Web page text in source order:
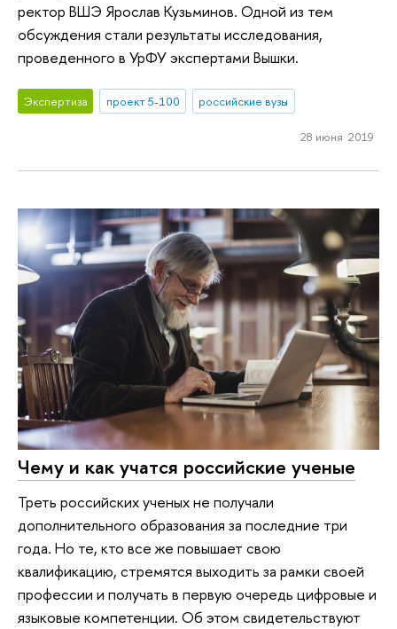
ректор ВШЭ Ярослав Кузьминов. Одной из тем
обсуждения стали результаты исследования,
проведенного в УрФУ экспертами Вышки.
Экспертиза проект 5-100 российские вузы
28 июня 2019
Чему и как учатся российские ученые
Треть российских ученых не получали
дополнительного образования за последние три
года. Но те, кто все же повышает свою
квалификацию, стремятся выходить за рамки своей
профессии и получать в первую очередь цифровые и
языковые компетенции. Об этом свидетельствуют